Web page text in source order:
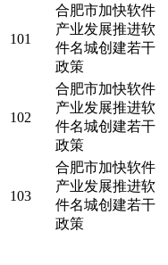
101
合肥市加快软件
产业发展推进软
件名城创建若干
政策
102
合肥市加快软件
产业发展推进软
件名城创建若干
政策
103
合肥市加快软件
产业发展推进软
件名城创建若干
政策